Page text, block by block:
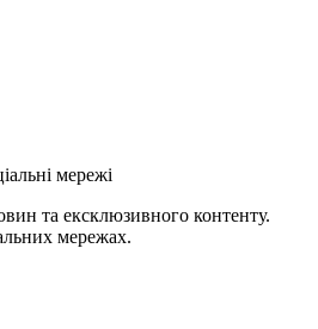
мережі
та ексклюзивного контенту.
мережах.